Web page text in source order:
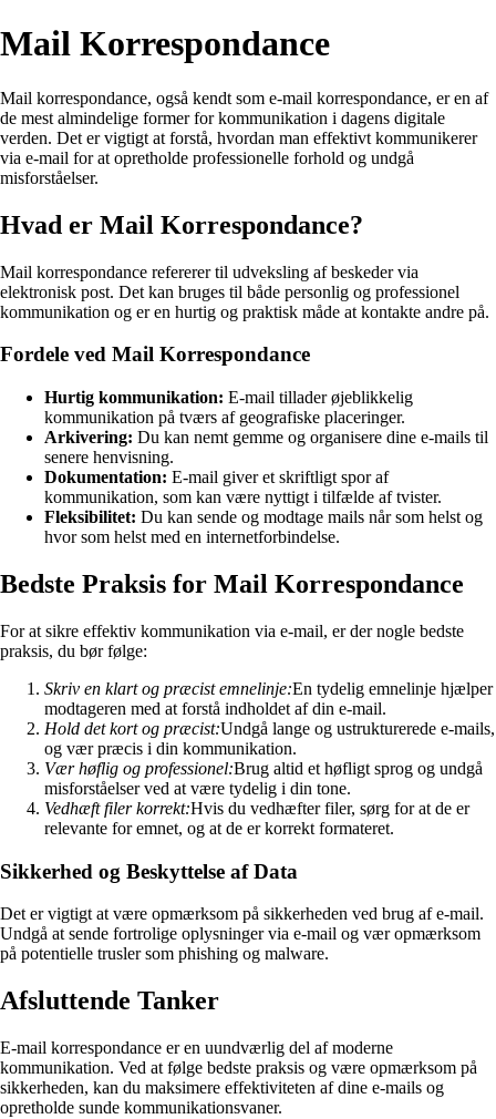
Mail Korrespondance
Mail korrespondance, også kendt som e-mail korrespondance, er en af
de mest almindelige former for kommunikation i dagens digitale
verden. Det er vigtigt at forstå, hvordan man effektivt kommunikerer
via e-mail for at opretholde professionelle forhold og undgå
misforståelser.
Hvad er Mail Korrespondance?
Mail korrespondance refererer til udveksling af beskeder via
elektronisk post. Det kan bruges til både personlig og professionel
kommunikation og er en hurtig og praktisk måde at kontakte andre på.
Fordele ved Mail Korrespondance
Hurtig kommunikation: E-mail tillader øjeblikkelig
kommunikation på tværs af geografiske placeringer.
Arkivering: Du kan nemt gemme og organisere dine e-mails til
senere henvisning.
Dokumentation: E-mail giver et skriftligt spor af
kommunikation, som kan være nyttigt i tilfælde af tvister.
Fleksibilitet: Du kan sende og modtage mails når som helst og
hvor som helst med en internetforbindelse.
Bedste Praksis for Mail Korrespondance
For at sikre effektiv kommunikation via e-mail, er der nogle bedste
praksis, du bør følge:
Skriv en klart og præcist emnelinje:En tydelig emnelinje hjælper
modtageren med at forstå indholdet af din e-mail.
Hold det kort og præcist:Undgå lange og ustrukturerede e-mails,
og vær præcis i din kommunikation.
Vær høflig og professionel:Brug altid et høfligt sprog og undgå
misforståelser ved at være tydelig i din tone.
Vedhæft filer korrekt:Hvis du vedhæfter filer, sørg for at de er
relevante for emnet, og at de er korrekt formateret.
Sikkerhed og Beskyttelse af Data
Det er vigtigt at være opmærksom på sikkerheden ved brug af e-mail.
Undgå at sende fortrolige oplysninger via e-mail og vær opmærksom
på potentielle trusler som phishing og malware.
Afsluttende Tanker
E-mail korrespondance er en uundværlig del af moderne
kommunikation. Ved at følge bedste praksis og være opmærksom på
sikkerheden, kan du maksimere effektiviteten af dine e-mails og
opretholde sunde kommunikationsvaner.